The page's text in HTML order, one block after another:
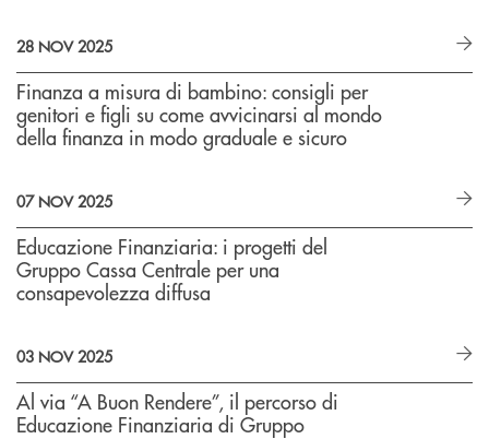
28 NOV 2025
Finanza a misura di bambino: consigli per
genitori e figli su come avvicinarsi al mondo
della finanza in modo graduale e sicuro
07 NOV 2025
Educazione Finanziaria: i progetti del
Gruppo Cassa Centrale per una
consapevolezza diffusa
03 NOV 2025
Al via “A Buon Rendere”, il percorso di
Educazione Finanziaria di Gruppo